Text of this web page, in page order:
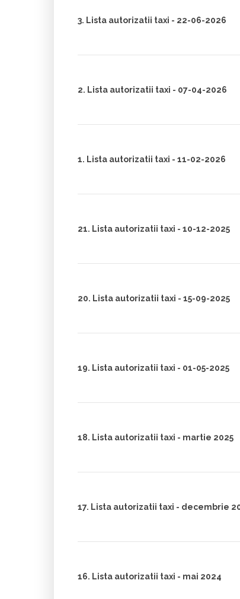
3. Lista autorizatii taxi - 22-06-2026
2. Lista autorizatii taxi - 07-04-2026
1. Lista autorizatii taxi - 11-02-2026
21. Lista autorizatii taxi - 10-12-2025
20. Lista autorizatii taxi - 15-09-2025
19. Lista autorizatii taxi - 01-05-2025
18. Lista autorizatii taxi - martie 2025
17. Lista autorizatii taxi - decembrie
16. Lista autorizatii taxi - mai 2024